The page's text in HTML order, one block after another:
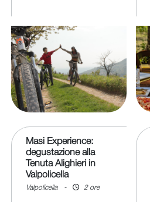
Masi Experience:
degustazione alla
Tenuta Alighieri in
Valpolicella
Valpolicella - 2 ore